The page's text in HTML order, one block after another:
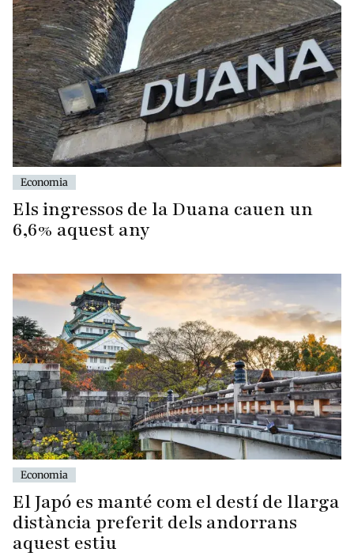
Economia
Els ingressos de la Duana cauen un
6,6% aquest any
Economia
El Japó es manté com el destí de llarga
distància preferit dels andorrans
aquest estiu